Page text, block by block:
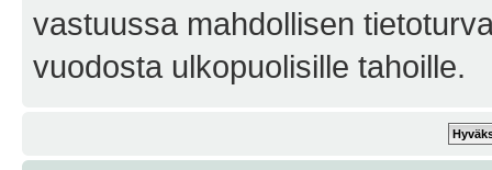
vastuussa mahdollisen
vuodosta ulkopuolisille tahoille.